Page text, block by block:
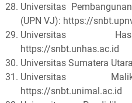
Universitas
(UPN VJ): https://
Universitas
https://snbt.unhas.ac.id
Universitas Sumatera
Universitas
https://snbt.unimal.ac.id